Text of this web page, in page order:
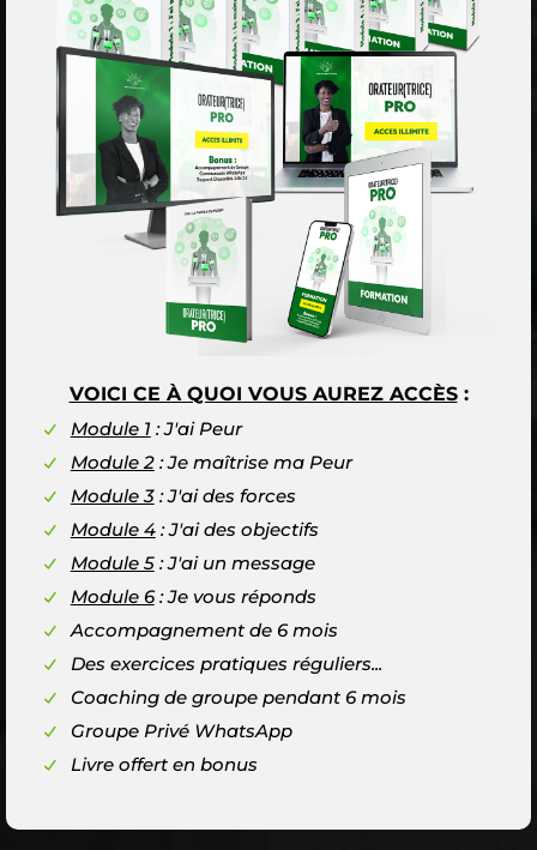
VOICI CE À QUOI VOUS AUREZ ACCÈS:
Module 1: J'ai Peur
Module 2: Je maîtrise ma Peur
Module 3: J'ai des forces
Module 4: J'ai des objectifs
Module 5: J'ai un message
Module 6: Je vous réponds
Accompagnement de 6 mois
Des exercices pratiques réguliers...
Coaching de groupe pendant 6 mois
Groupe Privé WhatsApp
Livre offert en bonus